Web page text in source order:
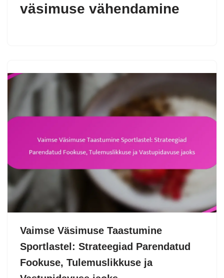
väsimuse vähendamine
Vaimse Väsimuse Taastumine
Sportlastel: Strateegiad Parendatud
Fookuse, Tulemuslikkuse ja